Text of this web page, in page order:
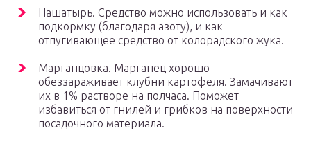
Нашатырь. Средство можно использовать и как
подкормку (благодаря азоту), и как
отпугивающее средство от колорадского жука.
Марганцовка. Марганец хорошо
обеззараживает клубни картофеля. Замачивают
их в 1% растворе на полчаса. Поможет
избавиться от гнилей и грибков на поверхности
посадочного материала.